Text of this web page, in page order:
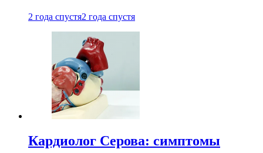
2 года спустя2 года спустя
Кардиолог Серова: симптомы